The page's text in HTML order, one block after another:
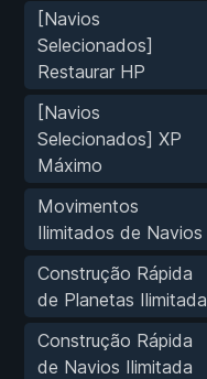
[Navios
Selecionados]
Restaurar HP
[Navios
Selecionados] XP
Máximo
Movimentos
Ilimitados de Navios
Construção Rápida
de Planetas Ilimitada
Construção Rápida
de Navios Ilimitada